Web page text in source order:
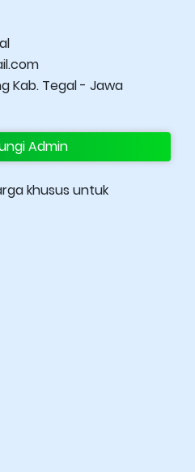
Kab. Tegal - Jawa
Admin
khusus untuk